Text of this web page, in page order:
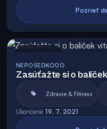
Pozrieť
NEPOSEDKOOO
Zasúťažte si o
Zdravie & Fitness
Ukončené 19. 7. 2021